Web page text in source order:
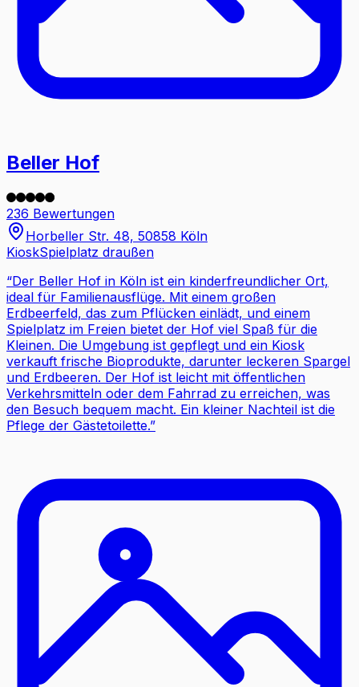
Beller Hof
236 Bewertungen
Horbeller Str. 48, 50858 Köln
KioskSpielplatz draußen
“Der Beller Hof in Köln ist ein kinderfreundlicher Ort,
ideal für Familienausflüge. Mit einem großen
Erdbeerfeld, das zum Pflücken einlädt, und einem
Spielplatz im Freien bietet der Hof viel Spaß für die
Kleinen. Die Umgebung ist gepflegt und ein Kiosk
verkauft frische Bioprodukte, darunter leckeren Spargel
und Erdbeeren. Der Hof ist leicht mit öffentlichen
Verkehrsmitteln oder dem Fahrrad zu erreichen, was
den Besuch bequem macht. Ein kleiner Nachteil ist die
Pflege der Gästetoilette.”